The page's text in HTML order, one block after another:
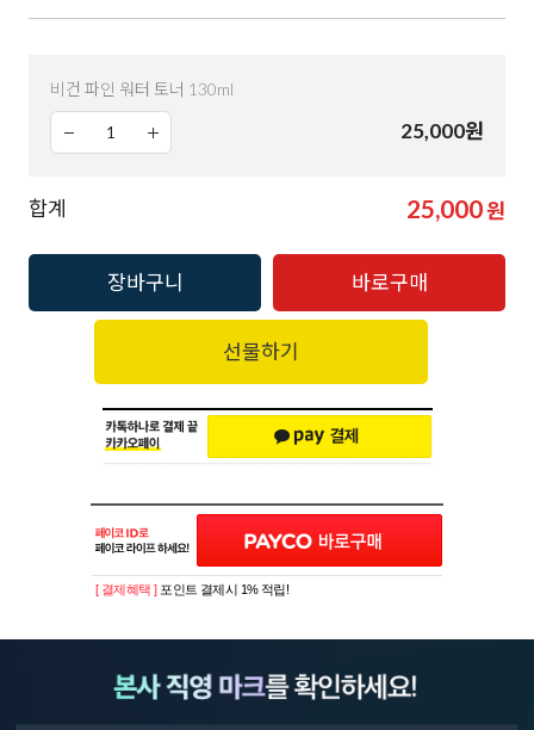
비건 파인 워터 토너 130ml
25,000원
합계 25,000원
장바구니 바로구매
선물하기
[ 결제혜택 ] 포인트 결제시 1% 적립!